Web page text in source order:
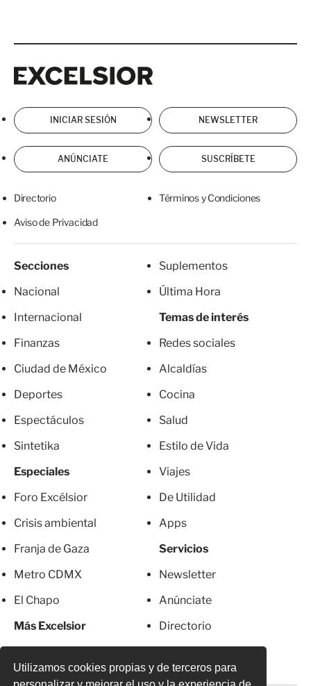
Utilizamos cookies propias y de terceros para
INICIAR SESIÓN NEWSLETTER
ANÚNCIATE SUSCRÍBETE
Directorio Términos y Condiciones
Aviso de Privacidad
Secciones
Nacional
Internacional
Finanzas
Ciudad de México
Deportes
Espectáculos
Sintetika
Especiales
Foro Excélsior
Crisis ambiental
Franja de Gaza
Metro CDMX
El Chapo
Más Excelsior
Suplementos
Última Hora
Temas de interés
Redes sociales
Alcaldías
Cocina
Salud
Estilo de Vida
Viajes
De Utilidad
Apps
Servicios
Newsletter
Anúnciate
Directorio